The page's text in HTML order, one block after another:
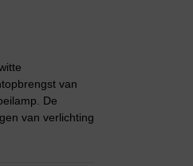
van
De
van verlichting